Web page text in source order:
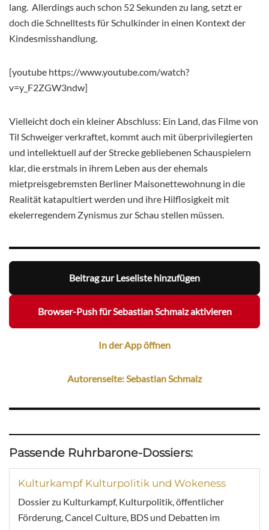
lang. Allerdings auch schon 52 Sekunden zu lang, setzt er
doch die Schnelltests für Schulkinder in einen Kontext der
Kindesmisshandlung.
[youtube https://www.youtube.com/watch?
v=y_F2ZGW3ndw]
Vielleicht doch ein kleiner Abschluss: Ein Land, das Filme von
Til Schweiger verkraftet, kommt auch mit überprivilegierten
und intellektuell auf der Strecke gebliebenen Schauspielern
klar, die erstmals in ihrem Leben aus der ehemals
mietpreisgebremsten Berliner Maisonettewohnung in die
Realität katapultiert werden und ihre Hilflosigkeit mit
ekelerregendem Zynismus zur Schau stellen müssen.
Beitrag zur Leseliste hinzufügen
Browser-Push für Sebastian Schmalz aktivieren
In der App öffnen
Autorenseite: Sebastian Schmalz
Passende Ruhrbarone-Dossiers:
Kulturkampf Kulturpolitik und Wokeness
Dossier zu Kulturkampf, Kulturpolitik, öffentlicher
Förderung, Cancel Culture, BDS und Debatten im